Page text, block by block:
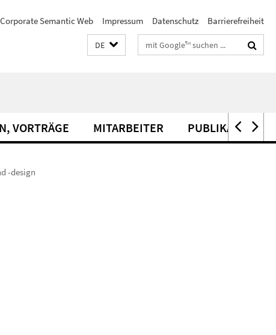
Corporate Semantic Web Impressum Datenschutz Barrierefreiheit
DE Suchbegriffe
VORTRÄGE MITARBEITER PUBLIKATIONEN
-design